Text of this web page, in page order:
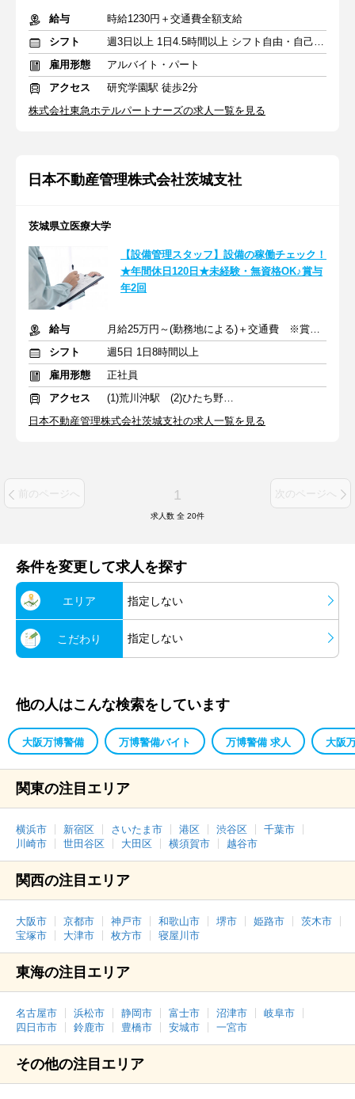
給与
時給1230円＋交通費全額支給
シフト
週3日以上 1日4.5時間以上 シフト自由・自己申告
雇用形態
アルバイト・パート
アクセス
研究学園駅 徒歩2分
株式会社東急ホテルパートナーズの求人一覧を見る
日本不動産管理株式会社茨城支社
茨城県立医療大学
【設備管理スタッフ】設備の稼働チェック！
★年間休日120日★未経験・無資格OK♪賞与
年2回
給与
月給25万円～(勤務地による)＋交通費 ※賞与年2回支給
シフト
週5日 1日8時間以上
雇用形態
正社員
アクセス
(1)荒川沖駅 (2)ひたち野うしく駅
日本不動産管理株式会社茨城支社の求人一覧を見る
前のページへ 1 次のページへ
求人数 全 20件
条件を変更して求人を探す
エリア 指定しない
こだわり 指定しない
他の人はこんな検索をしています
大阪万博警備 万博警備バイト 万博警備 求人 大阪
関東の注目エリア
横浜市 新宿区 さいたま市 港区 渋谷区
千葉市
川崎市
世田谷区 大田区 横須賀市 越谷市
関西の注目エリア
大阪市 京都市 神戸市 和歌山市 堺市 姫路市
茨木市
宝塚市
大津市 枚方市 寝屋川市
東海の注目エリア
名古屋市 浜松市 静岡市 富士市 沼津市
岐阜市
四日市市
鈴鹿市 豊橋市 安城市 一宮市
その他の注目エリア